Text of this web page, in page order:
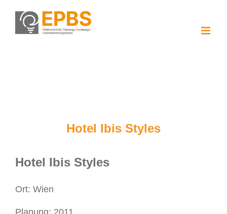
Inhalt
springen
Hotel Ibis Styles
Hotel Ibis Styles
Ort: Wien
Planung: 2011